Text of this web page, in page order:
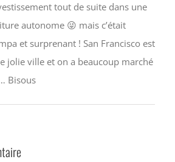
tout de suite dans une
autonome 😜 mais c’était
et surprenant ! San Francisco est
jolie ville et on a beaucoup marché
Bisous